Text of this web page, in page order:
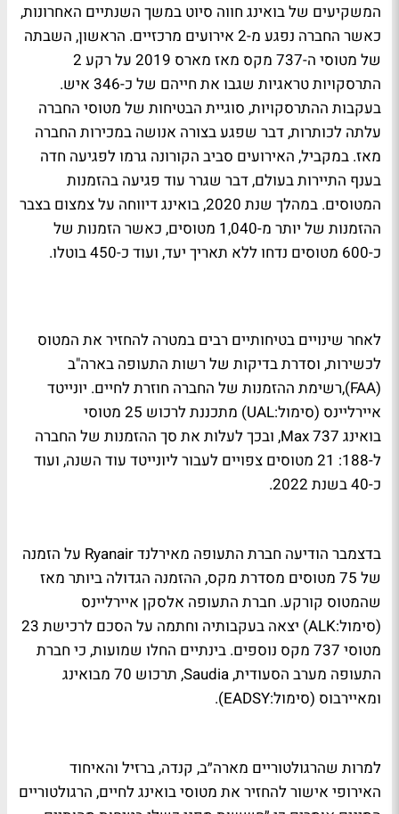
המשקיעים של בואינג חווה סיוט במשך השנתיים האחרונות,
כאשר החברה נפגע מ-2 אירועים מרכזיים. הראשון, השבתה
של מטוסי ה-737 מקס מאז מארס 2019 על רקע 2
התרסקויות טראגיות שגבו את חייהם של כ-346 איש.
בעקבות ההתרסקויות, סוגיית הבטיחות של מטוסי החברה
עלתה לכותרות, דבר שפגע בצורה אנושה במכירות החברה
מאז. במקביל, האירועים סביב הקורונה גרמו לפגיעה חדה
בענף התיירות בעולם, דבר שגרר עוד פגיעה בהזמנות
המטוסים. במהלך שנת 2020, בואינג דיווחה על צמצום בצבר
ההזמנות של יותר מ-1,040 מטוסים, כאשר הזמנות של
כ-600 מטוסים נדחו ללא תאריך יעד, ועוד כ-450 בוטלו.
לאחר שינויים בטיחותיים רבים במטרה להחזיר את המטוס
לכשירות, וסדרת בדיקות של רשות התעופה בארה"ב
(FAA),רשימת ההזמנות של החברה חוזרת לחיים. יונייטד
איירליינס (סימול:UAL) מתכננת לרכוש 25 מטוסי
בואינג 737 Max, ובכך לעלות את סך ההזמנות של החברה
ל-188: 21 מטוסים צפויים לעבור ליונייטד עוד השנה, ועוד
כ-40 בשנת 2022.
בדצמבר הודיעה חברת התעופה מאירלנד Ryanair על הזמנה
של 75 מטוסים מסדרת מקס, ההזמנה הגדולה ביותר מאז
שהמטוס קורקע. חברת התעופה אלסקן איירליינס
(סימול:ALK) יצאה בעקבותיה וחתמה על הסכם לרכישת 23
מטוסי 737 מקס נוספים. בינתיים החלו שמועות, כי חברת
התעופה מערב הסעודית, Saudia, תרכוש 70 מבואינג
ומאיירבוס (סימול:EADSY).
למרות שהרגולטוריים מארה״ב, קנדה, ברזיל והאיחוד
האירופי אישור להחזיר את מטוסי בואינג לחיים, הרגולטוריים